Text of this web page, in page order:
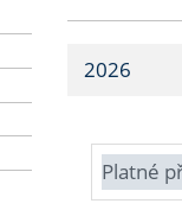
Strategie
Fakultní
Učitelské
2026
Platné